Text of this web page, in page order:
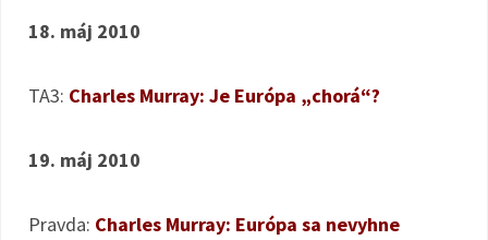
18. máj 2010
TA3: Charles Murray: Je Európa „chorá“?
19. máj 2010
Pravda: Charles Murray: Európa sa nevyhne